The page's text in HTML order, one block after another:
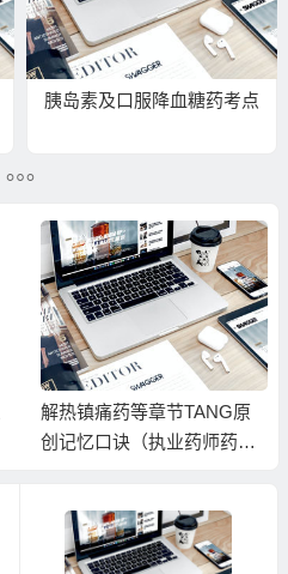
胰岛素及口服降血糖药考点
解热镇痛药等章节TANG原
创记忆口诀（执业药师药理